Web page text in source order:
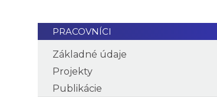
PRACOVNÍCI
Základné údaje
Projekty
Publikácie